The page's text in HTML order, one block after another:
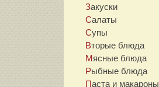
Закуски
Салаты
Супы
Вторые блюда
Мясные блюда
Рыбные блюда
Паста и макароны